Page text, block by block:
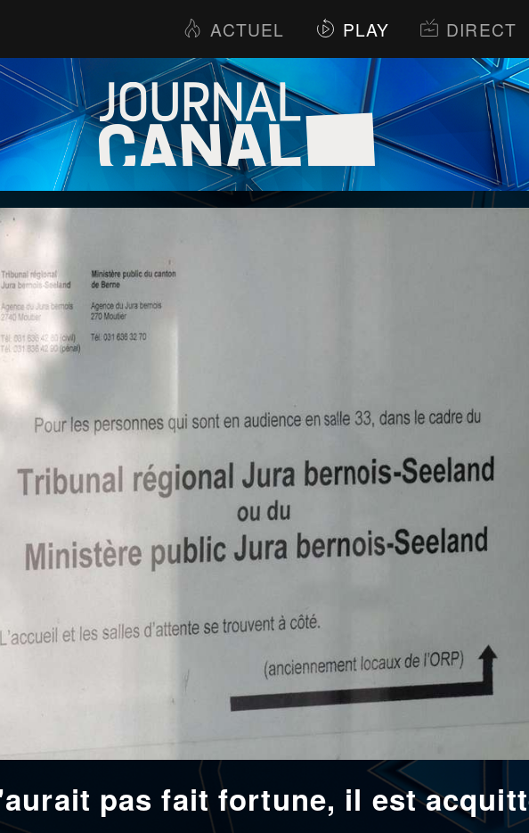
ACTUEL PLAY DIRECT
pas fait fortune, il est